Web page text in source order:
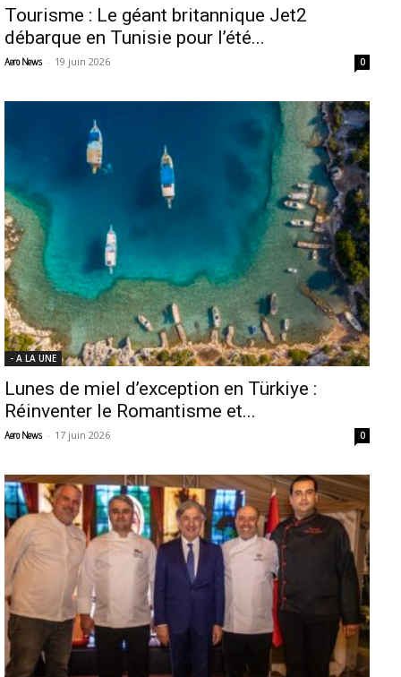
Tourisme : Le géant britannique Jet2
débarque en Tunisie pour l’été...
Aero News - 19 juin 2026 0
- A LA UNE
Lunes de miel d’exception en Türkiye :
Réinventer le Romantisme et...
Aero News - 17 juin 2026 0